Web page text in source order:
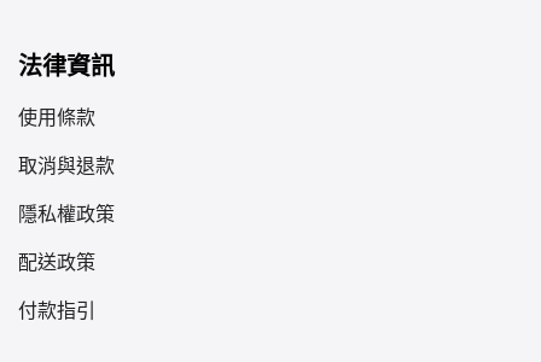
法律資訊
使用條款
取消與退款
隱私權政策
配送政策
付款指引